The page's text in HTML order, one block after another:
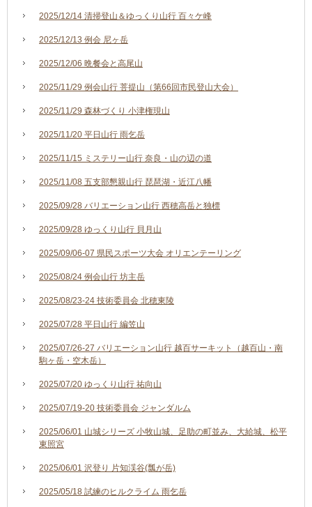
2025/12/14 清掃登山＆ゆっくり山行 百々ケ峰
2025/12/13 例会 尼ヶ岳
2025/12/06 晩餐会と高尾山
2025/11/29 例会山行 菩提山（第66回市民登山大会）
2025/11/29 森林づくり 小津権現山
2025/11/20 平日山行 雨乞岳
2025/11/15 ミステリー山行 奈良・山の辺の道
2025/11/08 五支部懇親山行 琵琶湖・近江八幡
2025/09/28 バリエーション山行 西穂高岳と独標
2025/09/28 ゆっくり山行 貝月山
2025/09/06-07 県民スポーツ大会 オリエンテーリング
2025/08/24 例会山行 坊主岳
2025/08/23-24 技術委員会 北穂東陵
2025/07/28 平日山行 編笠山
2025/07/26-27 バリエーション山行 越百サーキット（越百山・南
駒ヶ岳・空木岳）
2025/07/20 ゆっくり山行 祐向山
2025/07/19-20 技術委員会 ジャンダルム
2025/06/01 山城シリーズ 小牧山城、足助の町並み、大給城、松平
東照宮
2025/06/01 沢登り 片知渓谷(瓢が岳)
2025/05/18 試練のヒルクライム 雨乞岳